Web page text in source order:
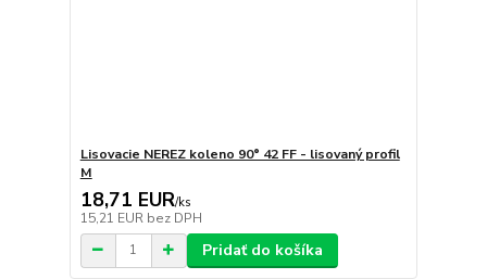
Lisovacie NEREZ koleno 90° 42 FF - lisovaný profil
M
18,71 EUR/ks
15,21 EUR bez DPH
Pridať do košíka